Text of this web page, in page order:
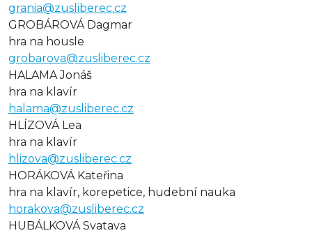
grania@zusliberec.cz
GROBÁROVÁ Dagmar
hra na housle
grobarova@zusliberec.cz
HALAMA Jonáš
hra na klavír
halama@zusliberec.cz
HLÍZOVÁ Lea
hra na klavír
hlizova@zusliberec.cz
HORÁKOVÁ Kateřina
hra na klavír, korepetice, hudební nauka
horakova@zusliberec.cz
HUBÁLKOVÁ Svatava